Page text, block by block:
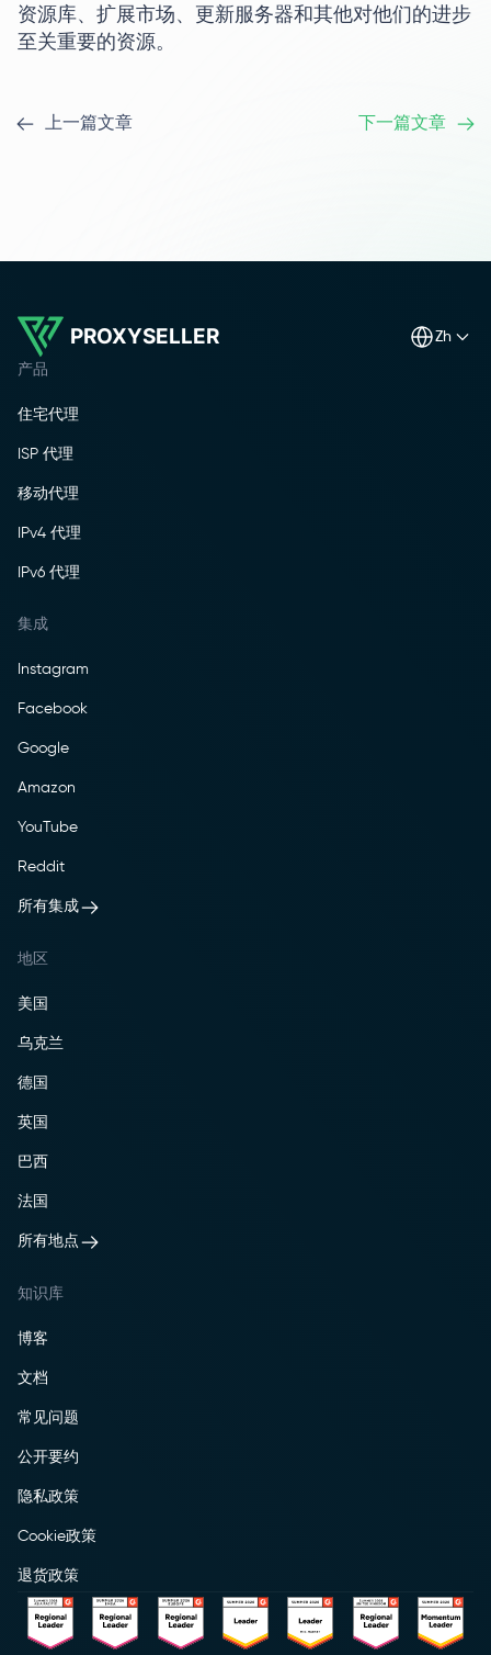
资源库、扩展市场、更新服务器和其他对他们的进步
至关重要的资源。
上一篇文章 下一篇文章
PROXYSELLER zh
产品
住宅代理
ISP 代理
移动代理
IPv4 代理
IPv6 代理
集成
Instagram
Facebook
Google
Amazon
YouTube
Reddit
所有集成
地区
美国
乌克兰
德国
英国
巴西
法国
所有地点
知识库
博客
文档
常见问题
公开要约
隐私政策
Cookie政策
退货政策